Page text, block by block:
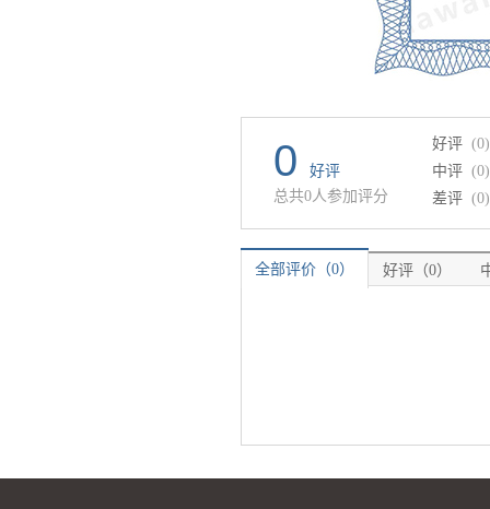
0
好评
总共0人参加评分
好评 (0)
中评 (0)
差评 (0)
全部评价（0） 好评（0）